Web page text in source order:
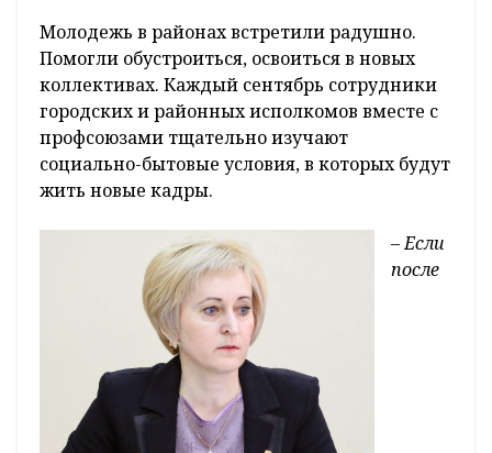
Молодежь в районах встретили радушно.
Помогли обустроиться, освоиться в новых
коллективах. Каждый сентябрь сотрудники
городских и районных исполкомов вместе с
профсоюзами тщательно изучают
социально-бытовые условия, в которых будут
жить новые кадры.
– Если
после